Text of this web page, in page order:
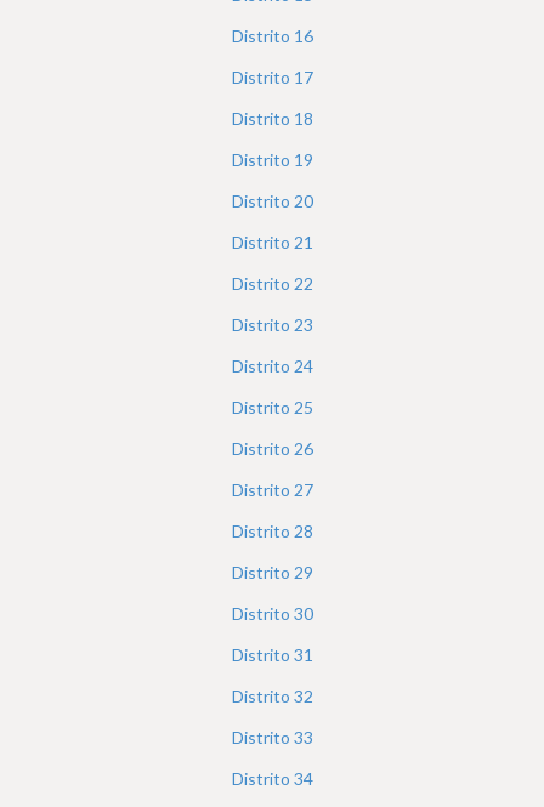
Distrito 16
Distrito 17
Distrito 18
Distrito 19
Distrito 20
Distrito 21
Distrito 22
Distrito 23
Distrito 24
Distrito 25
Distrito 26
Distrito 27
Distrito 28
Distrito 29
Distrito 30
Distrito 31
Distrito 32
Distrito 33
Distrito 34